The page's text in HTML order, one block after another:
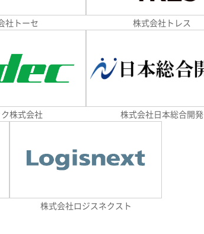
社トーセ 株式会社トレス
株式会社 株式会社日本総合開発
株式会社ロジスネクスト